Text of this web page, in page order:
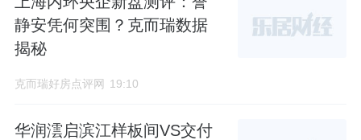
静安凭何突围？克而瑞数据
揭秘
克而瑞好房点评网 19:10
华润澐启滨江样板间VS交付